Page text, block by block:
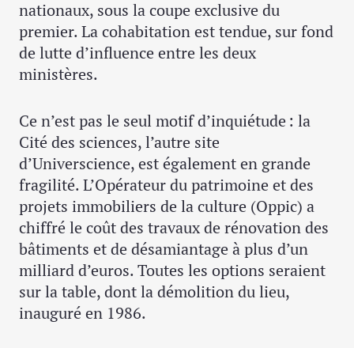
nationaux, sous la coupe exclusive du
premier. La cohabitation est tendue, sur fond
de lutte d’influence entre les deux
ministères.
Ce n’est pas le seul motif d’inquiétude : la
Cité des sciences, l’autre site
d’Universcience, est également en grande
fragilité. L’Opérateur du patrimoine et des
projets immobiliers de la culture (Oppic) a
chiffré le coût des travaux de rénovation des
bâtiments et de désamiantage à plus d’un
milliard d’euros. Toutes les options seraient
sur la table, dont la démolition du lieu,
inauguré en 1986.